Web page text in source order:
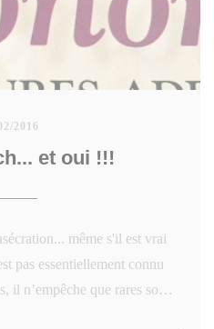
2016
et oui !!!
même s'il est vrai
pas essentiellement connu
il n’empêche que rares sont